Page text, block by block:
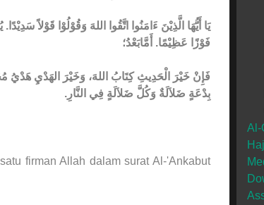
يَا أَيُّهَا الَّذِيْنَ ءَامَنُوا اتَّقُوا اللهَ وَقُوْلُوْا قَوْلاً
فَوْزًا عَظِيْمًا. أَمَّابَعْدُ؛
فَإِنْ خَيْرَ الْحَدِيثِ كِتَابُ اللهَ، وَخَيْرَ الهَدْيِ هَدْيُ
بِدْعَةٍ ضَلاَلَةٌ وَكُلَّ ضَلاَلَةٍ فِي النَّارِ.
firman Allah dalam surat Al-'Ankabut
Al-